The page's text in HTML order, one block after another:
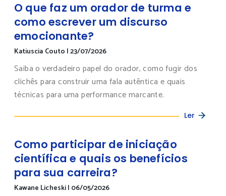
O que faz um orador de turma e
como escrever um discurso
emocionante?
Katiuscia Couto |23/07/2026
Saiba o verdadeiro papel do orador, como fugir dos
clichês para construir uma fala autêntica e quais
técnicas para uma performance marcante.
Ler
Como participar de iniciação
científica e quais os benefícios
para sua carreira?
Kawane Licheski| 06/05/2026